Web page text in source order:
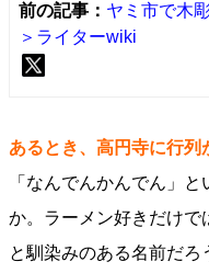
前の記事： ヤミ市で木
＞ライターwiki
あるとき、高円寺に行列
「なんでんかんでん」
か。ラーメン好きだけで
と馴染みのある名前だろ